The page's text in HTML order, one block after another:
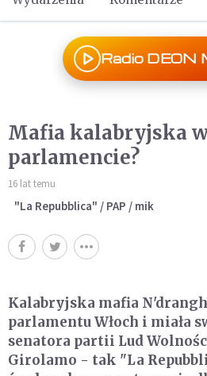
Radio DEON
Mafia kalabryjska
parlamencie?
16 lat temu
"La Repubblica" / PAP / mik
Kalabryjska mafia
parlamentu Włoch i miała
senatora partii Lud
Girolamo - tak "La